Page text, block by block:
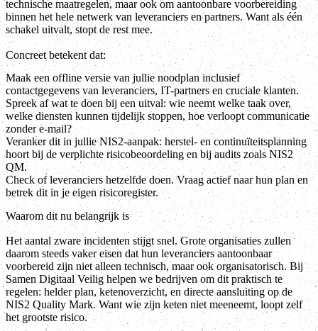
technische maatregelen, maar ook om aantoonbare voorbereiding
binnen het hele netwerk van leveranciers en partners. Want als één
schakel uitvalt, stopt de rest mee.
Concreet betekent dat:
Maak een offline versie van jullie noodplan inclusief
contactgegevens van leveranciers, IT-partners en cruciale klanten.
Spreek af wat te doen bij een uitval: wie neemt welke taak over,
welke diensten kunnen tijdelijk stoppen, hoe verloopt communicatie
zonder e-mail?
Veranker dit in jullie NIS2-aanpak: herstel- en continuïteitsplanning
hoort bij de verplichte risicobeoordeling en bij audits zoals NIS2
QM.
Check of leveranciers hetzelfde doen. Vraag actief naar hun plan en
betrek dit in je eigen risicoregister.
Waarom dit nu belangrijk is
Het aantal zware incidenten stijgt snel. Grote organisaties zullen
daarom steeds vaker eisen dat hun leveranciers aantoonbaar
voorbereid zijn niet alleen technisch, maar ook organisatorisch. Bij
Samen Digitaal Veilig helpen we bedrijven om dit praktisch te
regelen: helder plan, ketenoverzicht, en directe aansluiting op de
NIS2 Quality Mark. Want wie zijn keten niet meeneemt, loopt zelf
het grootste risico.